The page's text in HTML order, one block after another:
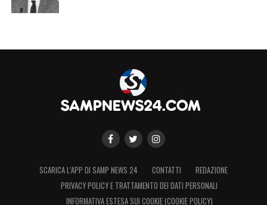
SCARICA L’APP DI SAMP NEWS 24 CONTATTI
REDAZIONE
PRIVACY POLICY E TRATTAMENTO DEI DATI PERSONALI
INFORMATIVA ESTESA SUI COOKIE (COOKIE POLICY)